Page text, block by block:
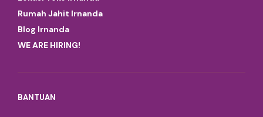
Rumah Jahit Irnanda
Blog Irnanda
WE ARE HIRING!
BANTUAN